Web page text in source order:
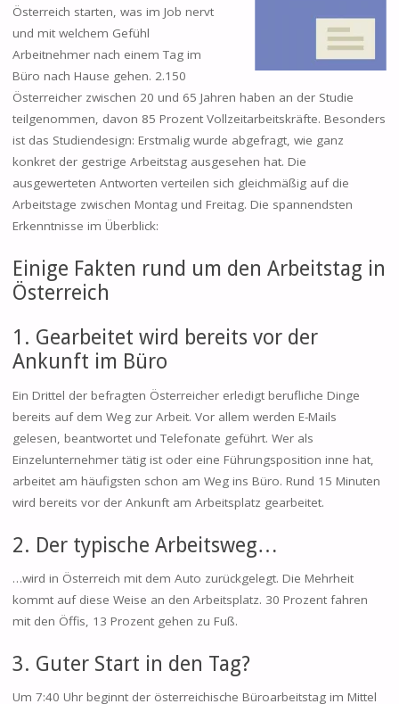
Österreich starten, was im Job nervt
und mit welchem Gefühl
Arbeitnehmer nach einem Tag im
Büro nach Hause gehen. 2.150
Österreicher zwischen 20 und 65 Jahren haben an der Studie
teilgenommen, davon 85 Prozent Vollzeitarbeitskräfte. Besonders
ist das Studiendesign: Erstmalig wurde abgefragt, wie ganz
konkret der gestrige Arbeitstag ausgesehen hat. Die
ausgewerteten Antworten verteilen sich gleichmäßig auf die
Arbeitstage zwischen Montag und Freitag. Die spannendsten
Erkenntnisse im Überblick:
Einige Fakten rund um den Arbeitstag in
Österreich
1. Gearbeitet wird bereits vor der
Ankunft im Büro
Ein Drittel der befragten Österreicher erledigt berufliche Dinge
bereits auf dem Weg zur Arbeit. Vor allem werden E-Mails
gelesen, beantwortet und Telefonate geführt. Wer als
Einzelunternehmer tätig ist oder eine Führungsposition inne hat,
arbeitet am häufigsten schon am Weg ins Büro. Rund 15 Minuten
wird bereits vor der Ankunft am Arbeitsplatz gearbeitet.
2. Der typische Arbeitsweg…
…wird in Österreich mit dem Auto zurückgelegt. Die Mehrheit
kommt auf diese Weise an den Arbeitsplatz. 30 Prozent fahren
mit den Öffis, 13 Prozent gehen zu Fuß.
3. Guter Start in den Tag?
Um 7:40 Uhr beginnt der österreichische Büroarbeitstag im Mittel